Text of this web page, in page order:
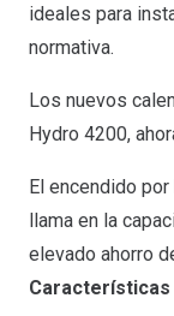
ideales para
normativa.
Los nuevos
Hydro 4200,
El encendido
llama en la
elevado ahorro
Características